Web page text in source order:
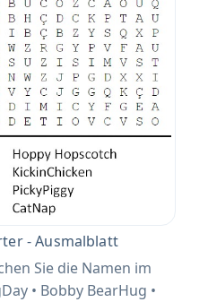
- Ausmalblatt
Sie die Namen im
• Bobby BearHug •